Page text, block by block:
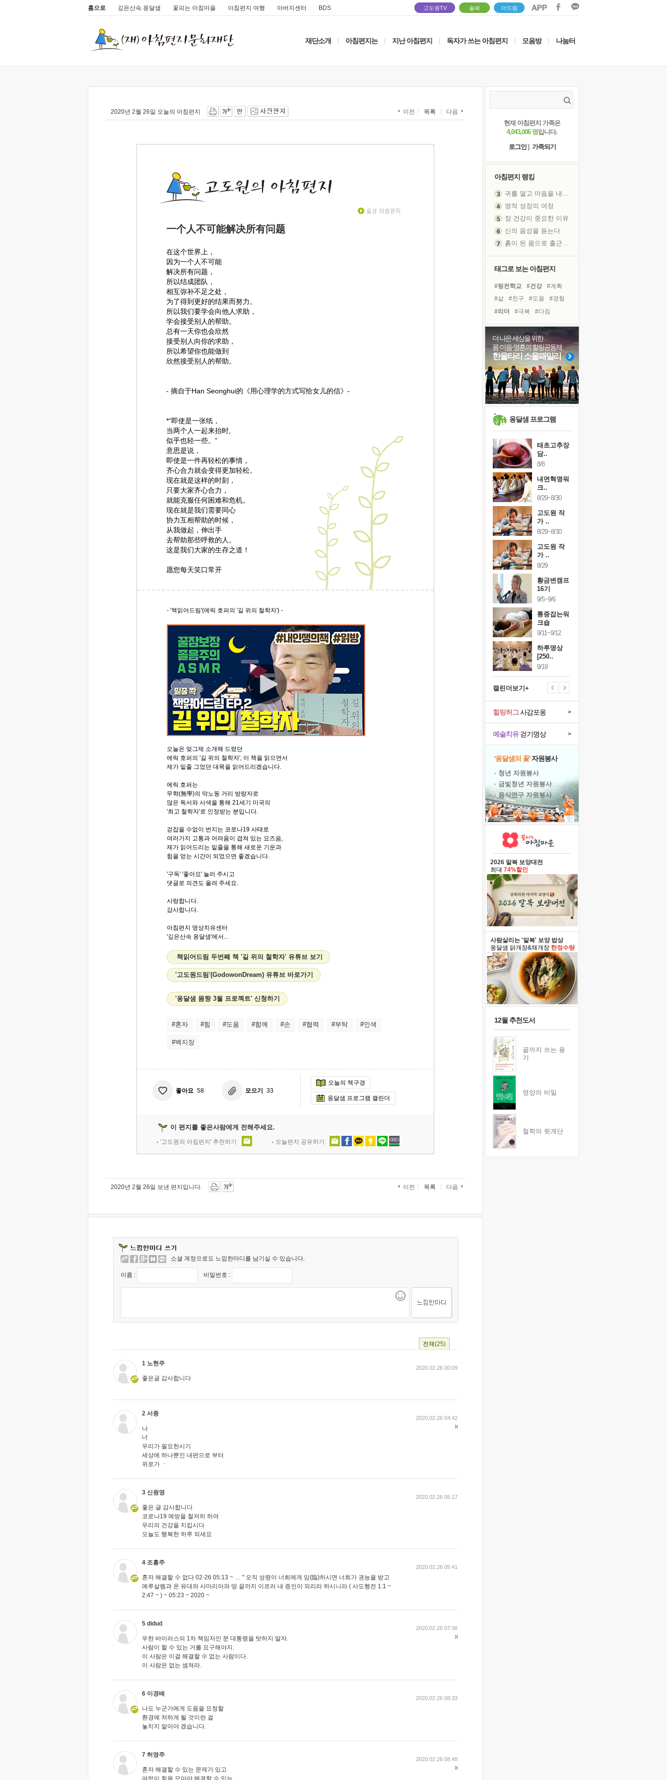
홈으로 깊은산속 옹달샘 꽃피는 아침마을 아침편지 여행 아버지센터 BDS 고도원TV 솔패 더드림
재단소개 아침편지는 지난 아침편지 독자가 쓰는 아침편지 모음방 나눔터
2020년 2월 26일 오늘의 아침편지 이전 목록 다음
一个人不可能解决所有问题
在这个世界上，
因为一个人不可能
解决所有问题，
所以结成团队，
相互弥补不足之处，
为了得到更好的结果而努力。
所以我们要学会向他人求助，
学会接受别人的帮助。
总有一天你也会欣然
接受别人向你的求助，
所以希望你也能做到
欣然接受别人的帮助。
- 摘自于Han Seonghui的《用心理学的方式写给女儿的信》-
*“即使是一张纸，
当两个人一起来抬时,
似乎也轻一些。”
意思是说，
即使是一件再轻松的事情，
齐心合力就会变得更加轻松。
现在就是这样的时刻，
只要大家齐心合力，
就能克服任何困难和危机。
现在就是我们需要同心
协力互相帮助的时候，
从我做起，伸出手
去帮助那些呼救的人。
这是我们大家的生存之道！
愿您每天笑口常开
- '책읽어드림'(에릭 호퍼의 '길 위의 철학자') -
오늘은 엊그제 소개해 드렸던
에릭 호퍼의 '길 위의 철학자', 이 책을 읽으면서
제가 밑줄 그었던 대목을 읽어드리겠습니다.
에릭 호퍼는
무학(無學)의 막노동 거리 방랑자로
많은 독서와 사색을 통해 21세기 미국의
'최고 철학자'로 인정받는 분입니다.
걷잡을 수없이 번지는 코로나19 사태로
여러가지 고통과 어려움이 겹쳐 있는 요즈음,
제가 읽어드리는 밑줄을 통해 새로운 기운과
힘을 얻는 시간이 되었으면 좋겠습니다.
'구독' '좋아요' 눌러 주시고
댓글로 의견도 올려 주세요.
사랑합니다.
감사합니다.
아침편지 명상치유센터
'깊은산속 옹달샘'에서...
책읽어드림 두번째 책 '길 위의 철학자' 유튜브 보기
'고도원드림'(GodowonDream) 유튜브 바로가기
'옹달샘 몸짱 3월 프로젝트' 신청하기
#혼자 #힘 #도움 #함께 #손 #협력 #부탁 #인색
#백지장
좋아요 58 모으기 33
오늘의 책구경
옹달샘 프로그램 캘린더
이 편지를 좋은사람에게 전해주세요.
'고도원의 아침편지' 추천하기 오늘편지 공유하기
2020년 2월 26일 보낸 편지입니다. 이전 목록 다음
소셜 계정으로도 느낌한마디를 남기실 수 있습니다.
이름 : 비밀번호 :
전체 (25)
1 노현주
좋은글 감사합니다
2020.02.26 00:09
2 서종
나
너
우리가 필요한시기
세상에 하나뿐인 내편으로 부터
위로가 ᆢ
2020.02.26 04:42
3 신원영
좋은 글 감사합니다
코로나19 예방을 철저히 하여
우리의 건강을 지킵시다
오늘도 행복한 하루 되세요
2020.02.26 05:17
4 조흥주
혼자 해결할 수 없다 02-26 05:13 ~ … " 오직 성령이 너희에게 임(臨)하시면 너희가 권능을 받고
예루살렘과 온 유대와 사마리아와 땅 끝까지 이르러 내 증인이 되리라 하시니라 ( 사도행전 1:1 ~
2:47 ~ ) ~ 05:23 ~ 2020 ~
2020.02.26 05:41
5 didud
우한 바이러스의 1차 책임자인 문 대통령을 탓하지 말자.
사람이 할 수 있는 거를 요구해야지.
이 사람은 이걸 해결할 수 없는 사람이다.
이 사람은 없는 셈쳐라.
2020.02.26 07:36
6 이경배
나도 누군가에게 도움을 요청할
환경에 처하게 될 것이란 걸
놓치지 말아야 겠습니다.
2020.02.26 08:33
7 허영주
혼자 해결할 수 있는 문제가 있고
여럿이 힘을 모아야 해결할 수 있는
2020.02.26 08:48
현재 아침편지 가족은
4,043,006 명입니다.
로그인
가족되기
아침편지 랭킹
영적 성장의 여정
장 건강이 중요한 이유
신의 음성을 듣는다
극과 극의 양 끝단
극심한 변비, 어깨결림, 수면 장애
보고 싶은 어머니
유년 시절의 부산 영도 바다
못된 꼰대들
거울 속의 나
희망이란
'모른다'는 것
귀를 열고 마음을 내어주고
태그로 보는 아침편지
#링컨학교 #건강
#계획
#삶
#친구 #도움
#경험
#리더
#극복
#다짐
#바이러스
#사람
#아이들
#독서캠프
#힐링
#선택
#희망
#위기
#나눔
#명상
#비전캠프
더 나은 세상을 위한
몸·마음·영혼의 힐링공동체
한울타리 소울패밀리
옹달샘 프로그램
태초고추장
담..
8/8
내면혁명워
크..
8/29~8/30
고도원 작
가 ..
8/29~8/30
고도원 작
가 ..
8/29
황금변캠프
16기
9/5~9/6
통증잡는워
크숍
9/11~9/12
하루명상
[250..
9/19
캘린더보기+
예술치유걷기명상 >
힐링허그사감포옹 >
'옹달샘의 꽃'자원봉사
· 청년 자원봉사
· 금빛청년 자원봉사
· 음식연구 자원봉사
2026 말복 보양대전
최대 74%할인
사람살리는 '말복' 보양 밥상
옹달샘 닭개장&채개장 한정수량
12월 추천도서
끝까지 쓰는 용
기
영양의 비밀
철학의 뒷계단